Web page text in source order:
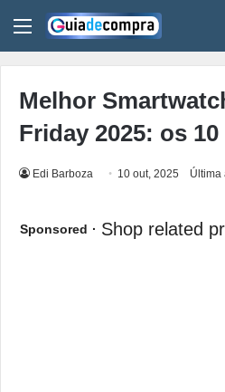
Menu
Melhor
Friday 2025: os
Edi Barboza 10 out, 2025 Última